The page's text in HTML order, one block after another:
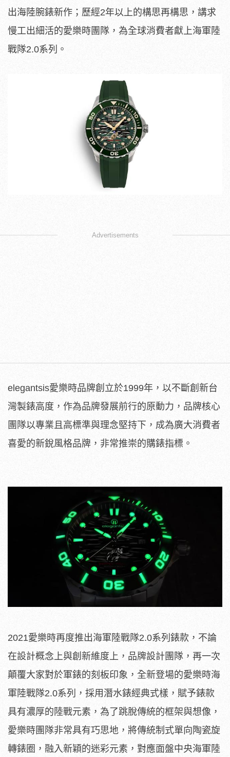
出海陸腕錶新作；歷經2年以上的構思再構思，講求
慢工出細活的愛樂時團隊，為全球消費者獻上海軍陸
戰隊2.0系列。
Advertisements
elegantsis愛樂時品牌創立於1999年，以不斷創新台
灣製錶高度，作為品牌發展前行的原動力，品牌核心
團隊以專業且高標準與理念堅持下，成為廣大消費者
喜愛的新銳風格品牌，非常推崇的購錶指標。
2021愛樂時再度推出海軍陸戰隊2.0系列錶款，不論
在設計概念上與創新維度上，品牌設計團隊，再一次
顛覆大家對於軍錶的刻板印象，全新登場的愛樂時海
軍陸戰隊2.0系列，採用潛水錶經典式樣，賦予錶款
具有濃厚的陸戰元素，為了跳脫傳統的框架與想像，
愛樂時團隊非常具有巧思地，將傳統制式單向陶瓷旋
轉錶圈，融入新穎的迷彩元素，對應面盤中央海軍陸